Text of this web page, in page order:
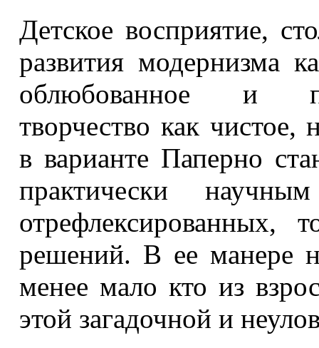
Детское восприятие,
развития модернизма
облюбованное и
творчество как чистое,
в варианте Паперно
практически
отрефлексированных,
решений. В ее манере
менее мало кто из
этой загадочной и